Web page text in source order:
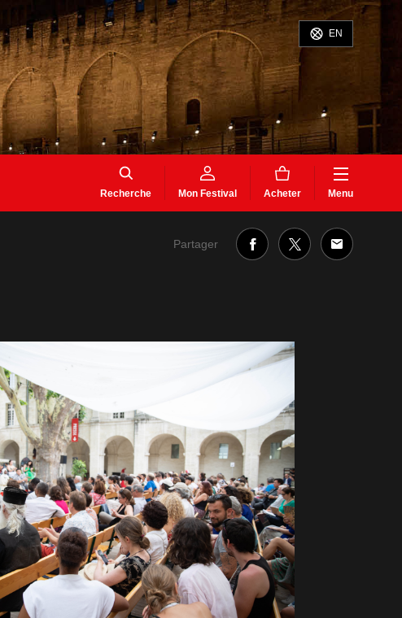
EN
Recherche Mon Festival Acheter Menu
Partager